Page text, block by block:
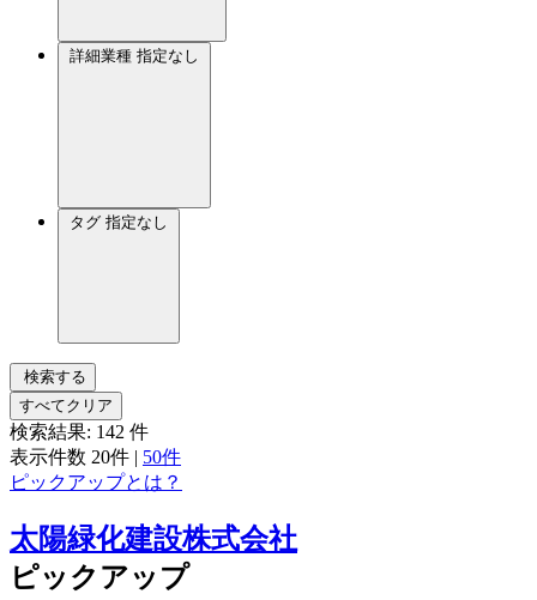
詳細業種 指定なし
タグ 指定なし
検索する
すべてクリア
検索結果: 142 件
表示件数 20件 | 50件
ピックアップとは？
太陽緑化建設株式会社
ピックアップ